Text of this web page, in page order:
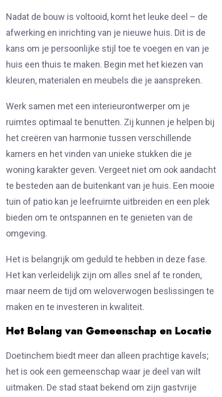
Nadat de bouw is voltooid, komt het leuke deel – de
afwerking en inrichting van je nieuwe huis. Dit is de
kans om je persoonlijke stijl toe te voegen en van je
huis een thuis te maken. Begin met het kiezen van
kleuren, materialen en meubels die je aanspreken.
Werk samen met een interieurontwerper om je
ruimtes optimaal te benutten. Zij kunnen je helpen bij
het creëren van harmonie tussen verschillende
kamers en het vinden van unieke stukken die je
woning karakter geven. Vergeet niet om ook aandacht
te besteden aan de buitenkant van je huis. Een mooie
tuin of patio kan je leefruimte uitbreiden en een plek
bieden om te ontspannen en te genieten van de
omgeving.
Het is belangrijk om geduld te hebben in deze fase.
Het kan verleidelijk zijn om alles snel af te ronden,
maar neem de tijd om weloverwogen beslissingen te
maken en te investeren in kwaliteit.
Het Belang van Gemeenschap en Locatie
Doetinchem biedt meer dan alleen prachtige kavels;
het is ook een gemeenschap waar je deel van wilt
uitmaken. De stad staat bekend om zijn gastvrije